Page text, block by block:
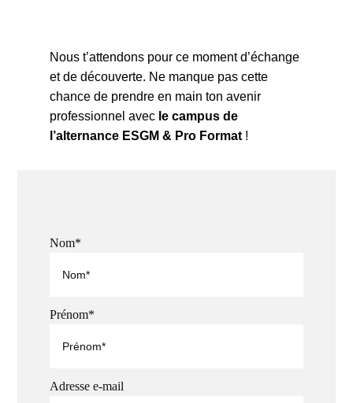
Nous t’attendons pour ce moment d’échange
et de découverte. Ne manque pas cette
chance de prendre en main ton avenir
professionnel avec le campus de
l’alternance ESGM & Pro Format!
Nom*
Prénom*
Adresse e-mail